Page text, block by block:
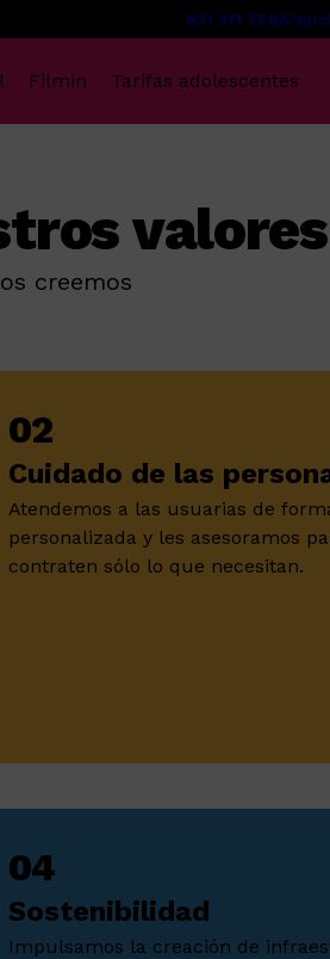
931 311 728
Filmin Tarifas adolescentes
valores
creemos
02
Cuidado de las
Atendemos a las usuarias de
personalizada y les asesoramos
contraten sólo lo que necesitan.
04
Sostenibilidad
Impulsamos la creación de